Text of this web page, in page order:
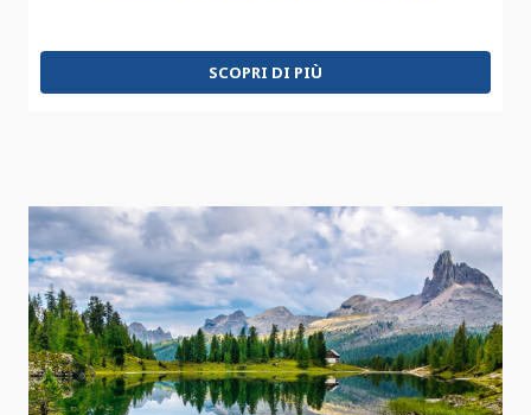
SCOPRI DI PIÙ